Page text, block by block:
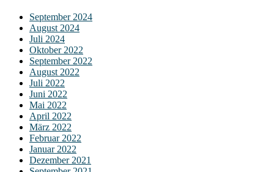
September 2024
August 2024
Juli 2024
Oktober 2022
September 2022
August 2022
Juli 2022
Juni 2022
Mai 2022
April 2022
März 2022
Februar 2022
Januar 2022
Dezember 2021